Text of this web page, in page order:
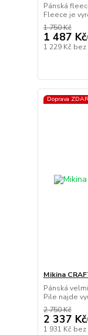
Pánská
Fleece je
1 750 Kč
1 487 Kč/
1 229 Kč bez
Doprava
Mikina
Pánská
Pile najde
2 750 Kč
2 337 Kč/
1 931 Kč bez